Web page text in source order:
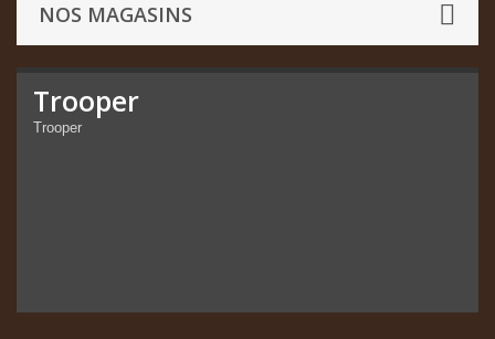
NOS MAGASINS
Trooper
Trooper